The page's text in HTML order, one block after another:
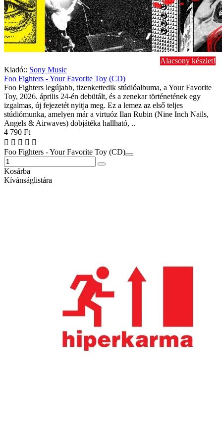
Alacsony készlet!
Kiadó:: Sony Music
Foo Fighters - Your Favorite Toy (CD)
Foo Fighters legújabb, tizenkettedik stúdióalbuma, a Your Favorite
Toy, 2026. április 24-én debütált, és a zenekar történetének egy
izgalmas, új fejezetét nyitja meg. Ez a lemez az első teljes
stúdiómunka, amelyen már a virtuóz Ilan Rubin (Nine Inch Nails,
Angels & Airwaves) dobjátéka hallható, ..
4 790 Ft
Foo Fighters - Your Favorite Toy (CD)
Kosárba
Kívánságlistára